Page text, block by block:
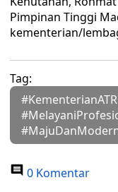
Pimpinan Tinggi
kementerian/
Tag:
0 Komentar